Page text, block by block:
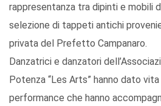
rappresentanza tra dipinti e mobili
selezione di tappeti antichi
privata del Prefetto Campanaro.
Danzatrici e danzatori
Potenza “Les Arts” hanno dato vita
performance che hanno